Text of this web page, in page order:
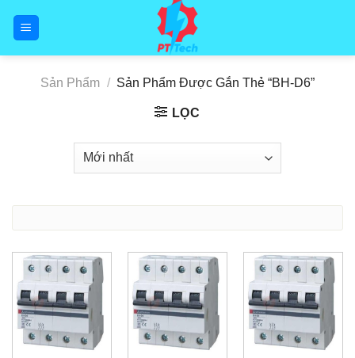
Sản Phẩm / Sản Phẩm Được Gắn Thẻ “BH-D6”
LỌC